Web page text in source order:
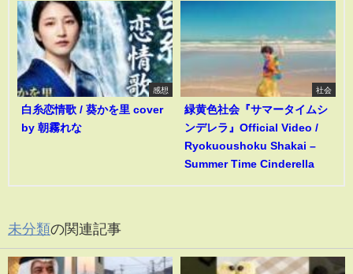
感想
白糸恋情歌 / 葵かを里 cover
by 朝霧れな
社会
緑黄色社会『サマータイムシ
ンデレラ』Official Video /
Ryokuoushoku Shakai –
Summer Time Cinderella
未分類の関連記事